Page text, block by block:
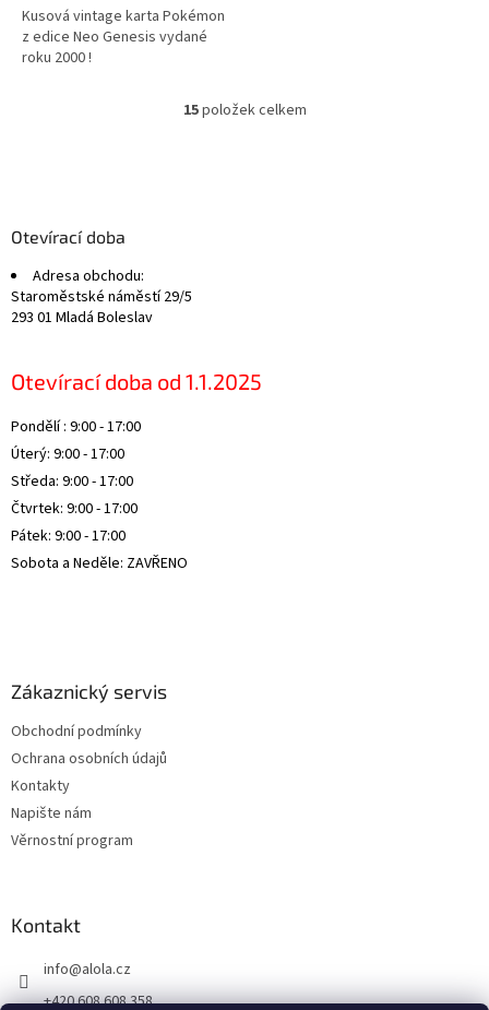
Kusová vintage karta Pokémon
z edice Neo Genesis vydané
roku 2000 !
O
v
15položek celkem
Otevírací doba
Adresa obchodu:
Staroměstské náměstí 29/5
293 01 Mladá Boleslav
Otevírací doba od 1.1.2025
Pondělí : 9:00 - 17:00
Úterý: 9:00 - 17:00
Středa: 9:00 - 17:00
Čtvrtek: 9:00 - 17:00
Pátek: 9:00 - 17:00
Sobota a Neděle: ZAVŘENO
Zákaznický servis
Obchodní podmínky
Ochrana osobních údajů
Kontakty
Napište nám
Věrnostní program
Kontakt
info@alola.cz
+420 608 608 358